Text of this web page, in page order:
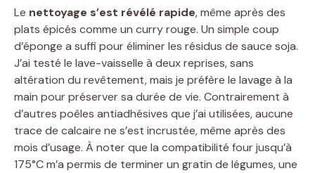
Le nettoyage s’est révélé rapide, même après des
plats épicés comme un curry rouge. Un simple coup
d’éponge a suffi pour éliminer les résidus de sauce soja.
J’ai testé le lave-vaisselle à deux reprises, sans
altération du revêtement, mais je préfère le lavage à la
main pour préserver sa durée de vie. Contrairement à
d’autres poêles antiadhésives que j’ai utilisées, aucune
trace de calcaire ne s’est incrustée, même après des
mois d’usage. À noter que la compatibilité four jusqu’à
175°C m’a permis de terminer un gratin de légumes, une